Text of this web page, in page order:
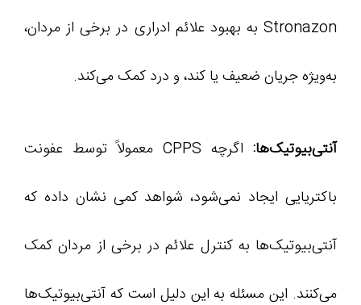
Stronazon به بهبود علائم ادراری در برخی از مردان،
به‌ویژه جریان ضعیف یا کند، و درد کمک می‌کند.
آنتی‌بیوتیک‌ها: اگرچه CPPS معمولاً توسط عفونت
باکتریایی ایجاد نمی‌شود، شواهد کمی نشان داده که
آنتی‌بیوتیک‌ها به کنترل علائم در برخی از مردان کمک
می‌کنند. این مسئله به این دلیل است که آنتی‌بیوتیک‌ها